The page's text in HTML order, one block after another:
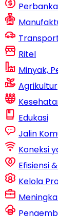
Ritel
Minyak,
Agrikultur
Edukasi
Jalin
Koneksi
Efisiensi
Kelola